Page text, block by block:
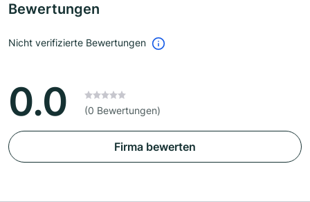
Bewertungen
Nicht verifizierte Bewertungen
0.0 (0 Bewertungen)
Firma bewerten